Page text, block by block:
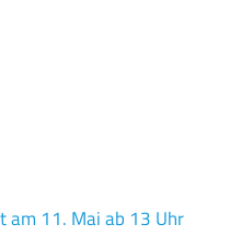
am 11. Mai ab 13 Uhr